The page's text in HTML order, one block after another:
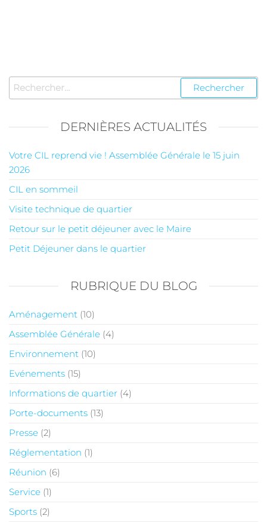
DERNIÈRES ACTUALITÉS
Votre CIL reprend vie ! Assemblée Générale le 15 juin
2026
CIL en sommeil
Visite technique de quartier
Retour sur le petit déjeuner avec le Maire
Petit Déjeuner dans le quartier
RUBRIQUE DU BLOG
Aménagement (10)
Assemblée Générale (4)
Environnement (10)
Evénements (15)
Informations de quartier (4)
Porte-documents (13)
Presse (2)
Réglementation (1)
Réunion (6)
Service (1)
Sports (2)